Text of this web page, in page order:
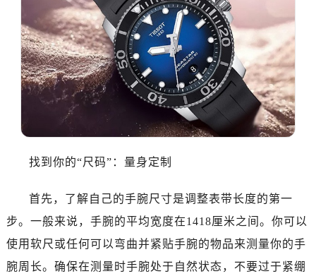
找到你的“尺码”：量身定制
首先，了解自己的手腕尺寸是调整表带长度的第一
步。一般来说，手腕的平均宽度在1418厘米之间。你可以
使用软尺或任何可以弯曲并紧贴手腕的物品来测量你的手
腕周长。确保在测量时手腕处于自然状态，不要过于紧绷